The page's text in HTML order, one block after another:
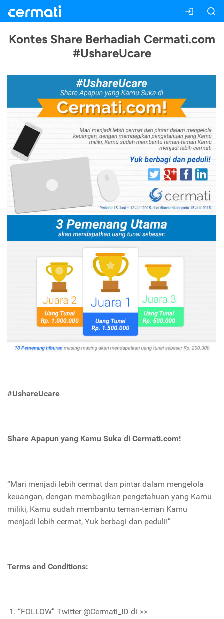
Kontes Share Berhadiah Cermati.com
#UshareUcare
#UshareUcare
Share Apapun yang Kamu Suka di Cermati.com!
“Mari menjadi lebih cermat dan pintar dalam mengelola
keuangan, dengan membagikan pengetahuan yang Kamu
miliki, Kamu sudah membantu teman-teman Kamu
menjadi lebih cermat, Yuk berbagi dan peduli!”
Terms and Conditions:
“FOLLOW” Twitter @Cermati_ID di >>